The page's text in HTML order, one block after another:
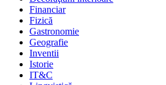
Financiar
Fizică
Gastronomie
Geografie
Inventii
Istorie
IT&C